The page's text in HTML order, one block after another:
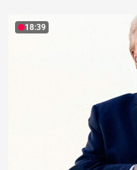
18:39